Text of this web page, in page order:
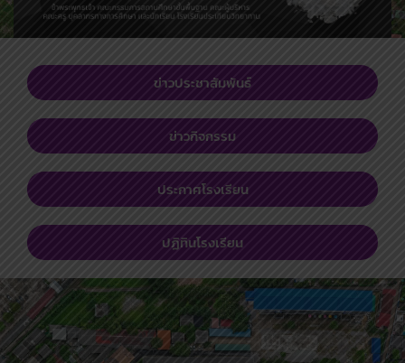
ข่าวประชาสัมพันธ์
ข่าวกิจกรรม
ประกาศโรงเรียน
ปฏิทินโรงเรียน